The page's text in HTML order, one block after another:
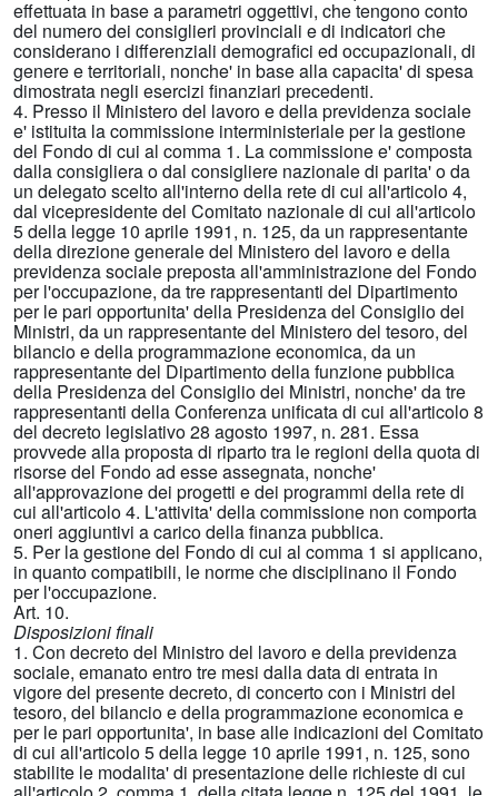
effettuata in base a parametri oggettivi, che tengono conto
del numero dei consiglieri provinciali e di indicatori che
considerano i differenziali demografici ed occupazionali, di
genere e territoriali, nonche' in base alla capacita' di spesa
dimostrata negli esercizi finanziari precedenti.
4. Presso il Ministero del lavoro e della previdenza sociale
e' istituita la commissione interministeriale per la gestione
del Fondo di cui al comma 1. La commissione e' composta
dalla consigliera o dal consigliere nazionale di parita' o da
un delegato scelto all'interno della rete di cui all'articolo 4,
dal vicepresidente del Comitato nazionale di cui all'articolo
5 della legge 10 aprile 1991, n. 125, da un rappresentante
della direzione generale del Ministero del lavoro e della
previdenza sociale preposta all'amministrazione del Fondo
per l'occupazione, da tre rappresentanti del Dipartimento
per le pari opportunita' della Presidenza del Consiglio dei
Ministri, da un rappresentante del Ministero del tesoro, del
bilancio e della programmazione economica, da un
rappresentante del Dipartimento della funzione pubblica
della Presidenza del Consiglio dei Ministri, nonche' da tre
rappresentanti della Conferenza unificata di cui all'articolo 8
del decreto legislativo 28 agosto 1997, n. 281. Essa
provvede alla proposta di riparto tra le regioni della quota di
risorse del Fondo ad esse assegnata, nonche'
all'approvazione dei progetti e dei programmi della rete di
cui all'articolo 4. L'attivita' della commissione non comporta
oneri aggiuntivi a carico della finanza pubblica.
5. Per la gestione del Fondo di cui al comma 1 si applicano,
in quanto compatibili, le norme che disciplinano il Fondo
per l'occupazione.
Art. 10.
Disposizioni finali
1. Con decreto del Ministro del lavoro e della previdenza
sociale, emanato entro tre mesi dalla data di entrata in
vigore del presente decreto, di concerto con i Ministri del
tesoro, del bilancio e della programmazione economica e
per le pari opportunita', in base alle indicazioni del Comitato
di cui all'articolo 5 della legge 10 aprile 1991, n. 125, sono
stabilite le modalita' di presentazione delle richieste di cui